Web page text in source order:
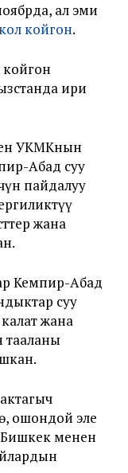
ал эми
кол койгон.
ири
УКМКнын
Абад суу
пайдалуу
жана
Кемпир-Абад
суу
жана
тааланы
ошондой эле
менен